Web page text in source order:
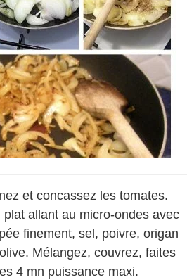
et concassez les tomates.
allant au micro-ondes avec
finement, sel, poivre, origan
Mélangez, couvrez, faites
4 mn puissance maxi.